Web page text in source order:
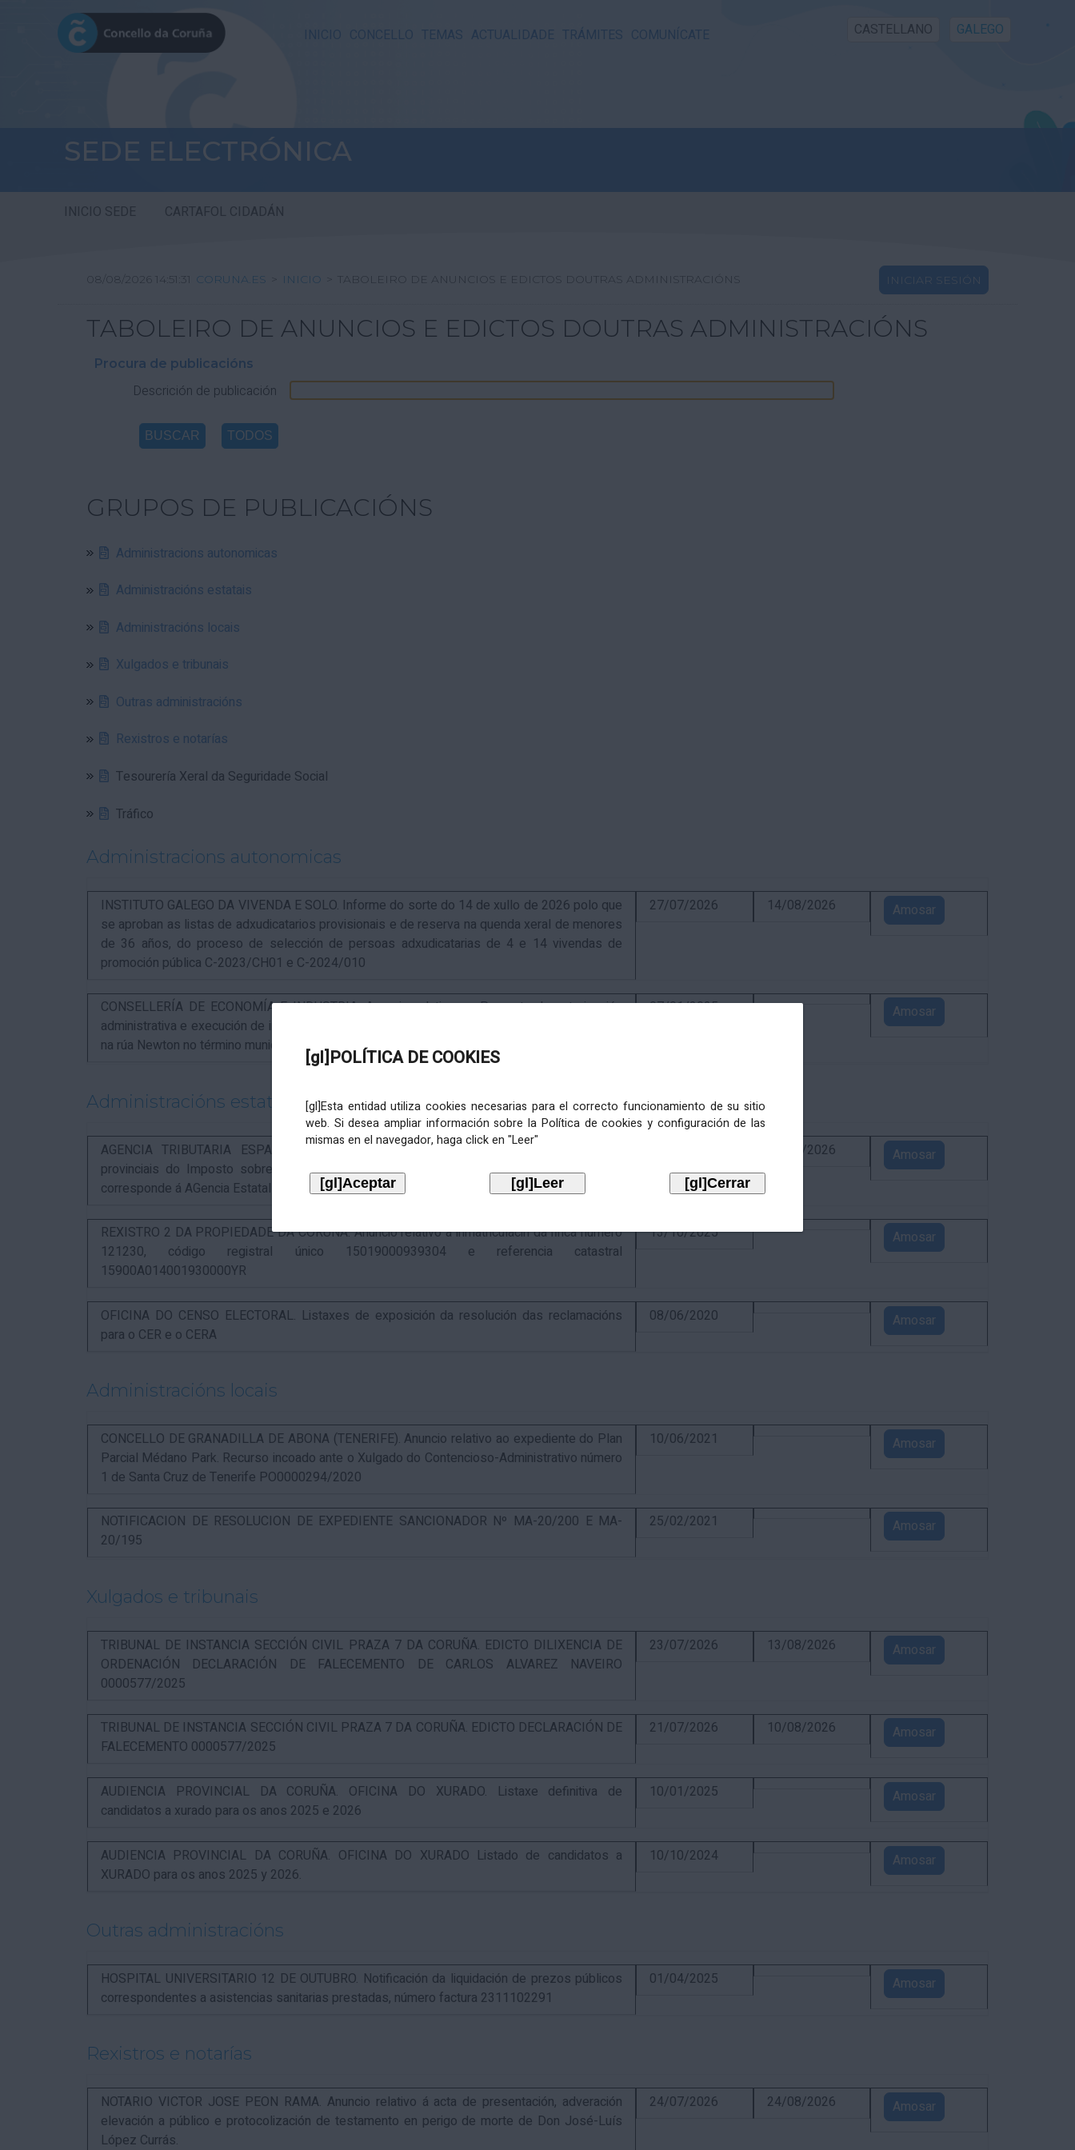
INICIO CONCELLO TEMAS ACTUALIDADE TRÁMITES COMUNÍCATE CASTELLANO GALEGO
SEDE ELECTRÓNICA
INICIO SEDE CARTAFOL CIDADÁN
[gl]POLÍTICA DE COOKIES
[gl]Esta entidad utiliza cookies necesarias para el correcto funcionamiento de su sitio
web. Si desea ampliar información sobre la Política de cookies y configuración de las
mismas en el navegador, haga click en "Leer"
08/08/2026 14:51:31 CORUNA.ES > INICIO > TABOLEIRO DE ANUNCIOS E EDICTOS DOUTRAS ADMINISTRACIÓNS INICIAR SESIÓN
TABOLEIRO DE ANUNCIOS E EDICTOS DOUTRAS ADMINISTRACIÓNS
Procura de publicacións
Descrición de publicación
GRUPOS DE PUBLICACIÓNS
Administracions autonomicas
Administracións estatais
Administracións locais
Xulgados e tribunais
Outras administracións
Rexistros e notarías
Tesourería Xeral da Seguridade Social
Tráfico
Administracions autonomicas
INSTITUTO GALEGO DA VIVENDA E SOLO. Informe do sorte do 14 de xullo de 2026 polo que
se aproban as listas de adxudicatarios provisionais e de reserva na quenda xeral de menores
de 36 años, do proceso de selección de persoas adxudicatarias de 4 e 14 vivendas de
promoción pública C-2023/CH01 e C-2024/010
27/07/2026 14/08/2026 Amosar
CONSELLERÍA DE ECONOMÍA E INDUSTRIA. Anuncio relativo ao Proxecto de autorización
administrativa e execución de instalacións para a instalación de nova ERM 16/4 Q.9000-D sita
na rúa Newton no término municipal da Coruña, exp. IN627A 2024/4-1
07/01/2025 Amosar
Administracións estatais
AGENCIA TRIBUTARIA ESPAÑOLA. Aviso relativo á recadación das cotas estatais e
provinciais do Imposto sobre Actividades Económicas de 2026, cuxa xestión recadatoria
corresponde á AGencia Estatal de Administración Tributaria.
02/09/2026 Amosar
REXISTRO 2 DA PROPIEDADE DA CORUÑA. Anuncio relativo á inmatriculacin da finca número
121230, código registral único 15019000939304 e referencia catastral
15900A014001930000YR
13/10/2025 Amosar
OFICINA DO CENSO ELECTORAL. Listaxes de exposición da resolución das reclamacións
para o CER e o CERA
08/06/2020 Amosar
Administracións locais
CONCELLO DE GRANADILLA DE ABONA (TENERIFE). Anuncio relativo ao expediente do Plan
Parcial Médano Park. Recurso incoado ante o Xulgado do Contencioso-Administrativo número
1 de Santa Cruz de Tenerife PO0000294/2020
10/06/2021 Amosar
NOTIFICACION DE RESOLUCION DE EXPEDIENTE SANCIONADOR Nº MA-20/200 E MA-
20/195
25/02/2021 Amosar
Xulgados e tribunais
TRIBUNAL DE INSTANCIA SECCIÓN CIVIL PRAZA 7 DA CORUÑA. EDICTO DILIXENCIA DE
ORDENACIÓN DECLARACIÓN DE FALECEMENTO DE CARLOS ALVAREZ NAVEIRO
0000577/2025
23/07/2026 13/08/2026 Amosar
TRIBUNAL DE INSTANCIA SECCIÓN CIVIL PRAZA 7 DA CORUÑA. EDICTO DECLARACIÓN DE
FALECEMENTO 0000577/2025
21/07/2026 10/08/2026 Amosar
AUDIENCIA PROVINCIAL DA CORUÑA. OFICINA DO XURADO. Listaxe definitiva de
candidatos a xurado para os anos 2025 e 2026
10/01/2025 Amosar
AUDIENCIA PROVINCIAL DA CORUÑA. OFICINA DO XURADO Listado de candidatos a
XURADO para os anos 2025 y 2026.
10/10/2024 Amosar
Outras administracións
HOSPITAL UNIVERSITARIO 12 DE OUTUBRO. Notificación da liquidación de prezos públicos
correspondentes a asistencias sanitarias prestadas, número factura 2311102291
01/04/2025 Amosar
Rexistros e notarías
NOTARIO VICTOR JOSE PEON RAMA. Anuncio relativo á acta de presentación, adveración
elevación a público e protocolización de testamento en perigo de morte de Don José-Luís
López Currás.
24/07/2026 24/08/2026 Amosar